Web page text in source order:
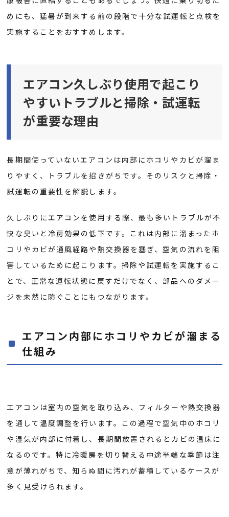
めにも、猛暑が到来する前の段階で十分な試運転と点検を
実施することをおすすめします。
エアコン久しぶり使用で起こり
やすいトラブルと掃除・試運転
が重要な理由
長期間使っていないエアコンは内部にホコリやカビが溜ま
りやすく、トラブルを招きがちです。そのリスクと掃除・
試運転の重要性を解説します。
久しぶりにエアコンを使用する際、最も多いトラブルが不
快な臭いと冷房効果の低下です。これは内部に溜まったホ
コリやカビが通風経路や熱交換器を塞ぎ、空気の流れを阻
害しているために起こります。掃除や試運転を実施するこ
とで、正常な運転状態に戻すだけでなく、部品へのダメー
ジを未然に防ぐことにもつながります。
エアコン内部にホコリやカビが溜まる
仕組み
エアコンは室内の空気を取り込み、フィルターや熱交換器
を通して温度調整を行います。この過程で空気中のホコリ
や湿気が内部に付着し、長期間放置されるとカビの温床に
なるのです。特に冷暖房を切り替える中途半端な季節は注
意が薄れがちで、知らぬ間に汚れが蓄積しているケースが
多く見受けられます。